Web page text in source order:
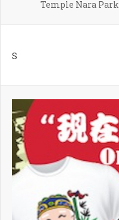
Temple Nara Park
S